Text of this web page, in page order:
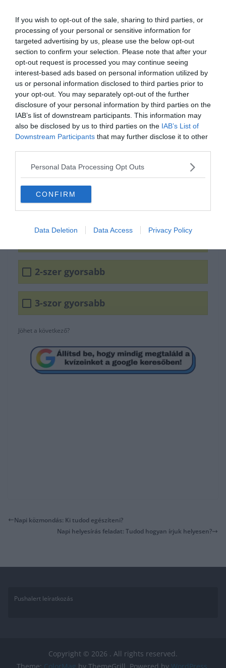
If you wish to opt-out of the sale, sharing to third parties, or
processing of your personal or sensitive information for
targeted advertising by us, please use the below opt-out
section to confirm your selection. Please note that after your
opt-out request is processed you may continue seeing
interest-based ads based on personal information utilized by
us or personal information disclosed to third parties prior to
your opt-out. You may separately opt-out of the further
disclosure of your personal information by third parties on the
IAB’s list of downstream participants. This information may
also be disclosed by us to third parties on the IAB’s List of
Downstream Participants that may further disclose it to other
Personal Data Processing Opt Outs
CONFIRM
Data Deletion Data Access Privacy Policy
Készen állsz?
0%
Egy buszos utazás 1,5
órát vesz igénybe.
Repülővel ugyanez az út
30 perc. Hányszor
gyorsabb repülővel
menni?
2-szer gyorsabb
3-szor gyorsabb
Jöhet a következő?
Napi közmondás: Ki tudod egészíteni?
Napi helyesírás feladat: Tudod hogyan írjuk helyesen?
Pushalert leíratkozás
Copyright © 2026 . All rights reserved.